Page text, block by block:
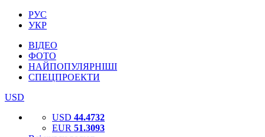
РУС
УКР
ВІДЕО
ФОТО
НАЙПОПУЛЯРНІШІ
СПЕЦПРОЕКТИ
USD
USD 44.4732
EUR 51.3093